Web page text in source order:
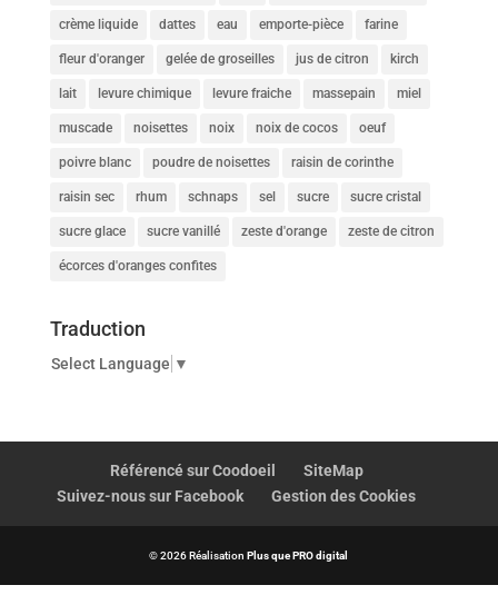
crème liquide dattes eau emporte-pièce farine
fleur d'oranger gelée de groseilles jus de citron kirch
lait levure chimique levure fraiche massepain miel
muscade noisettes noix noix de cocos oeuf
poivre blanc poudre de noisettes raisin de corinthe
raisin sec rhum schnaps sel sucre sucre cristal
sucre glace sucre vanillé zeste d'orange zeste de citron
écorces d'oranges confites
Traduction
Select Language ▼
Référencé sur Coodoeil
SiteMap
Suivez-nous sur Facebook
Gestion des Cookies
© 2026 RéalisationPlus que PRO digital